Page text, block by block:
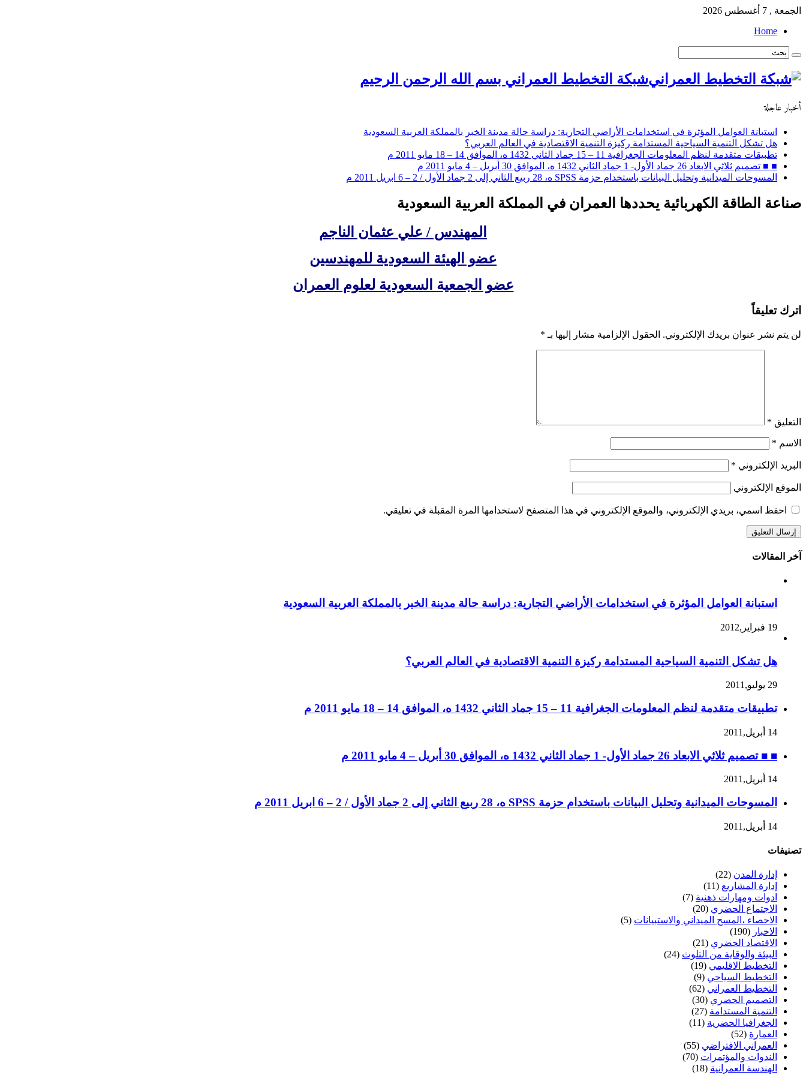
الجمعة , 7 أغسطس 2026
Home
شبكة التخطيط العمراني بسم الله الرحمن الرحيم
أخبار عاجلة
استبانة العوامل المؤثرة في استخدامات الأراضي التجارية: دراسة حالة مدينة الخبر بالمملكة العربية السعودية
هل تشكل التنمية السياحية المستدامة ركيزة التنمية الاقتصادية في العالم العربي؟
تطبيقات متقدمة لنظم المعلومات الجغرافية 11 – 15 جماد الثاني 1432 ه، الموافق 14 – 18 مايو 2011 م
■ ■ تصميم ثلاثي الابعاد 26 جماد الأول- 1 جماد الثاني 1432 ه، الموافق 30 أبريل – 4 مايو 2011 م
المسوحات الميدانية وتحليل البيانات باستخدام حزمة SPSS ه، 28 ربيع الثاني إلى 2 جماد الأول / 2 – 6 ابريل 2011 م
صناعة الطاقة الكهربائية يحددها العمران في المملكة العربية السعودية
المهندس / علي عثمان الناجم
عضو الهيئة السعودية للمهندسين
عضو الجمعية السعودية لعلوم العمران
اترك تعليقاً
لن يتم نشر عنوان بريدك الإلكتروني. الحقول الإلزامية مشار إليها بـ *
التعليق *
الاسم *
البريد الإلكتروني *
الموقع الإلكتروني
احفظ اسمي، بريدي الإلكتروني، والموقع الإلكتروني في هذا المتصفح لاستخدامها المرة المقبلة في تعليقي.
آخر المقالات
استبانة العوامل المؤثرة في استخدامات الأراضي التجارية: دراسة حالة مدينة الخبر بالمملكة العربية السعودية
19 فبراير,2012
هل تشكل التنمية السياحية المستدامة ركيزة التنمية الاقتصادية في العالم العربي؟
29 يوليو,2011
تطبيقات متقدمة لنظم المعلومات الجغرافية 11 – 15 جماد الثاني 1432 ه، الموافق 14 – 18 مايو 2011 م
14 أبريل,2011
■ ■ تصميم ثلاثي الابعاد 26 جماد الأول- 1 جماد الثاني 1432 ه، الموافق 30 أبريل – 4 مايو 2011 م
14 أبريل,2011
المسوحات الميدانية وتحليل البيانات باستخدام حزمة SPSS ه، 28 ربيع الثاني إلى 2 جماد الأول / 2 – 6 ابريل 2011 م
14 أبريل,2011
تصنيفات
إدارة المدن (22)
إدارة المشاريع (11)
ادوات ومهارات ذهنية (7)
الاجتماع الحضري (20)
الاحصاء ،المسح الميداني والاستبيانات (5)
الاخبار (190)
الاقتصاد الحضري (21)
البيئة والوقاية من التلوث (24)
التخطيط الاقليمي (19)
التخطيط السياحي (9)
التخطيط العمراني (62)
التصميم الحضري (30)
التنمية المستدامة (27)
الجغرافيا الحضرية (11)
العمارة (52)
العمراني الافتراضي (55)
الندوات والمؤتمرات (70)
الهندسة العمرانية (18)